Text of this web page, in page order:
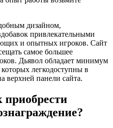
дизайном,
привлекательными
и опытных игроков. Сайт
самое большее
Дьявол обладает минимум
легкодоступны в
верхней панели сайта.